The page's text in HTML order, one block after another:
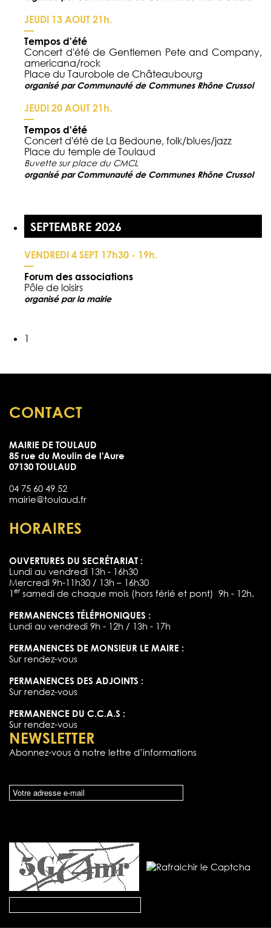
JEUDI 13 AOUT 21h.
—
Tempos d'été
Concert d'été de Gentlemen Pete and Company,
americana/rock
Place du Taurobole de Châteaubourg
organisé par Communauté de Communes Rhône Crussol
JEUDI 20 AOUT 21h.
—
Tempos d'été
Concert d'été de La Bedoune, folk/blues/jazz
Place du temple de Toulaud
Buvette sur place du CMCL
organisé par Communauté de Communes Rhône Crussol
SEPTEMBRE 2026
VENDREDI 4 SEPT 17h30 - 19h.
—
Forum des associations
Pôle de loisirs
organisé par la mairie
1
CONTACT
MAIRIE DE TOULAUD
85 rue du Moulin de l'Aure
07130 TOULAUD
04 75 60 49 52
mairie@toulaud.fr
HORAIRES
OUVERTURES DU SECRÉTARIAT :
Lundi au vendredi 13h - 16h30
Mercredi 9h-11h30 / 13h – 16h30
1 ersamedi de chaque mois (hors férié et pont) 9h - 12h.
PERMANENCES TÉLÉPHONIQUES :
Lundi au vendredi 9h - 12h / 13h - 17h
PERMANENCES DE MONSIEUR LE MAIRE :
Sur rendez-vous
PERMANENCES DES ADJOINTS :
Sur rendez-vous
PERMANENCE DU C.C.A.S :
Sur rendez-vous
NEWSLETTER
Abonnez-vous à notre lettre d’informations